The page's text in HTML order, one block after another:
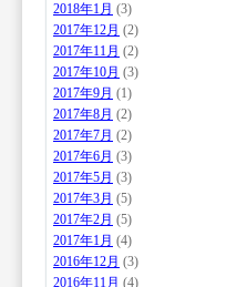
2018年1月 (3)
2017年12月 (2)
2017年11月 (2)
2017年10月 (3)
2017年9月 (1)
2017年8月 (2)
2017年7月 (2)
2017年6月 (3)
2017年5月 (3)
2017年3月 (5)
2017年2月 (5)
2017年1月 (4)
2016年12月 (3)
2016年11月 (4)